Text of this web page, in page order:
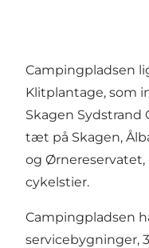
Campingpladsen
Klitplantage, som
Skagen
tæt på Skagen,
og
cykelstier.
Campingpladsen
servicebygninger,